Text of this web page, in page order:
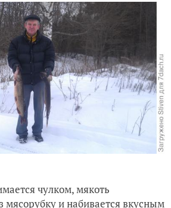
чулком, мякоть
мясорубку и набивается вкусным